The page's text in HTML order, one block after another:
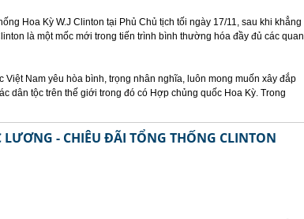
Hoa Kỳ W.J Clinton tại Phủ Chủ tịch tối ngày 17/11, sau khi khẳng
là một mốc mới trong tiến trình bình thường hóa đầy đủ các quan
Nam yêu hòa bình, trọng nhân nghĩa, luôn mong muốn xây đắp
dân tộc trên thế giới trong đó có Hợp chủng quốc Hoa Kỳ. Trong
- CHIÊU ĐÃI TỔNG THỐNG CLINTON